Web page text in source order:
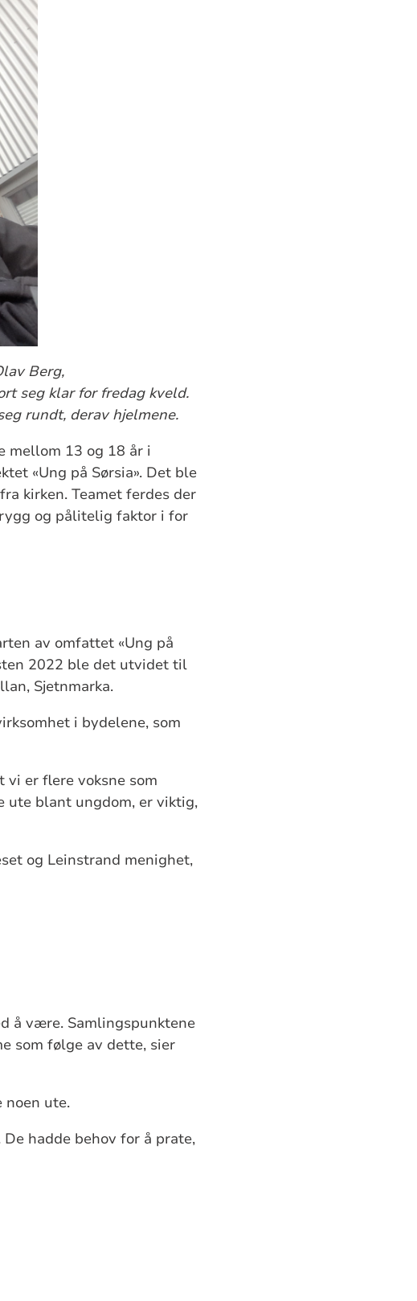
Berg,
seg klar for fredag kveld.
rundt, derav hjelmene.
mellom 13 og 18 år i
«Ung på Sørsia». Det ble
kirken. Teamet ferdes der
og pålitelig faktor i for
av omfattet «Ung på
2022 ble det utvidet til
Sjetnmarka.
i bydelene, som
vi er flere voksne som
ute blant ungdom, er viktig,
og Leinstrand menighet,
å være. Samlingspunktene
som følge av dette, sier
noen ute.
hadde behov for å prate,